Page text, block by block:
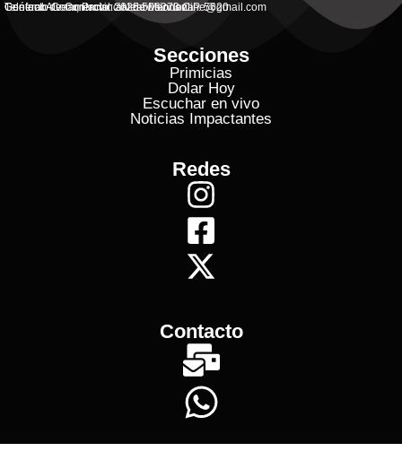
General Alvear, Provincial de Mendoza
Contacto Commercial: alvearvisionanline@gmail.com
Teléfono de Contacto: 2625 506273 C.P. 5620
Secciones
Primicias
Dolar Hoy
Escuchar en vivo
Noticias Impactantes
Redes
Contacto